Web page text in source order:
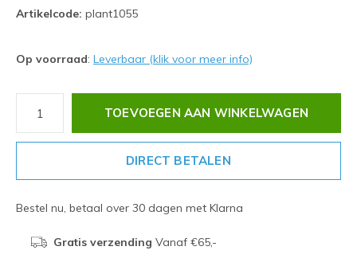
Artikelcode: plant1055
Op voorraad: Leverbaar (klik voor meer info)
TOEVOEGEN AAN WINKELWAGEN
DIRECT BETALEN
Bestel nu, betaal over 30 dagen met Klarna
Gratis verzending Vanaf €65,-